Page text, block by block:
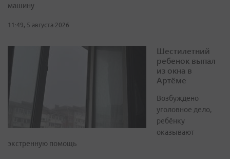
машину
11:49, 5 августа 2026
Шестилетний
ребенок выпал
из окна в
Артёме
Возбуждено
уголовное дело,
ребёнку
оказывают
экстренную помощь